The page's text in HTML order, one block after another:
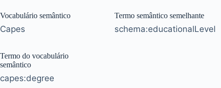
Vocabulário semântico
Capes
Termo do vocabulário
semântico
capes:degree
Termo semântico semelhante
schema:educationalLevel